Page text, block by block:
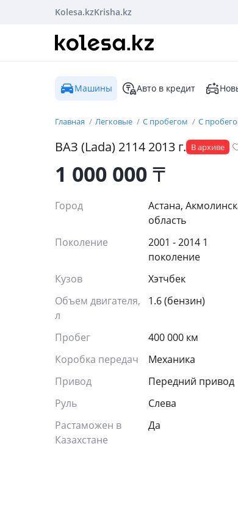
Kolesa.kzKrisha.kz
Машины Авто в кредит
Главная Легковые С пробегом С
ВАЗ (Lada) 2114 2013 г. В архиве
1 000 000₸
Город
Астана,
область
Поколение
2001 - 2014 1
поколение
Кузов
Хэтчбек
Объем двигателя,
л
1.6 (бензин)
Пробег
400 000 км
Коробка передач
Механика
Привод
Передний привод
Руль
Слева
Растаможен в
Казахстане
Да